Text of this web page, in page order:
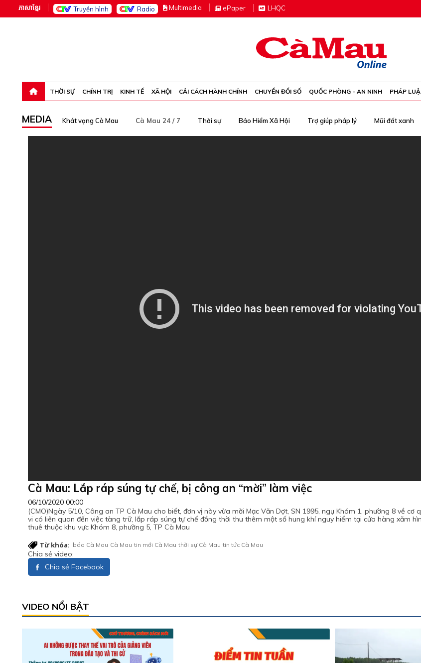
ភាសាខ្មែរ Truyền hình Radio Multimedia ePaper LHQC
THỜI SỰ CHÍNH TRỊ KINH TẾ XÃ HỘI CẢI CÁCH HÀNH CHÍNH CHUYỂN ĐỔI SỐ QUỐC PHÒNG - AN NINH PHÁP
MEDIA Khát vọng Cà Mau Cà Mau 24 / 7 Thời sự Bảo Hiểm Xã Hội Trợ giúp pháp lý Mũi đất xanh
Cà Mau: Lắp ráp súng tự chế, bị công an “mời” làm việc
06/10/2020 00:00
(CMO)Ngày 5/10, Công an TP Cà Mau cho biết, đơn vị này vừa mời Mạc Văn Dợt, SN 1995, ngụ Khóm 1, phường 8 về cơ
vi có liên quan đến việc tàng trữ, lắp ráp súng tự chế đồng thời thu thêm một số hung khí nguy hiểm tại cửa hàng xăm
thuê thuộc khu vực Khóm 8, phường 5, TP Cà Mau
Từ khóa: báo Cà Mau Cà Mau tin mới Cà Mau thời sự Cà Mau tin tức Cà Mau
Chia sẻ video:
Chia sẻ Facebook
VIDEO NỔI BẬT